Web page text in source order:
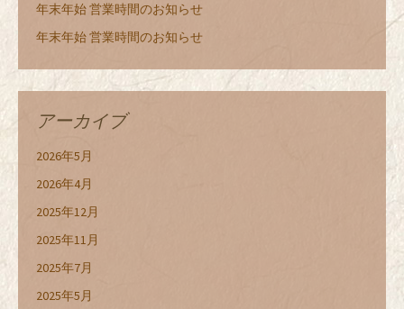
年末年始 営業時間のお知らせ
年末年始 営業時間のお知らせ
アーカイブ
2026年5月
2026年4月
2025年12月
2025年11月
2025年7月
2025年5月